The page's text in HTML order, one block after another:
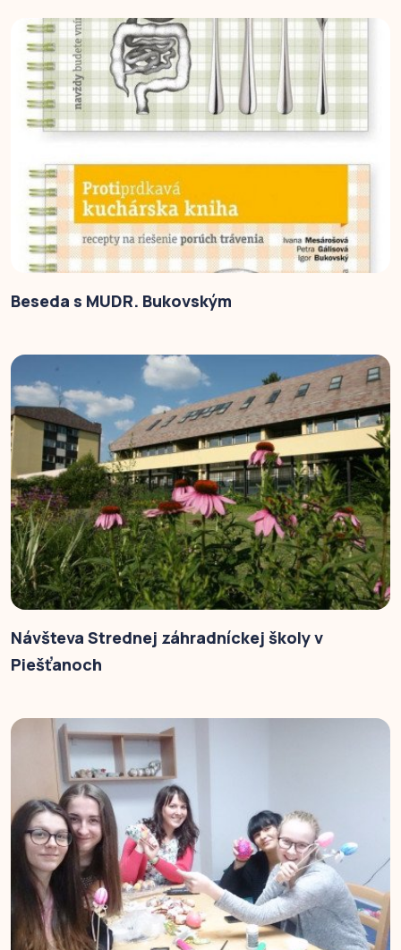
Beseda s MUDR. Bukovským
Návšteva Strednej záhradníckej školy v
Piešťanoch